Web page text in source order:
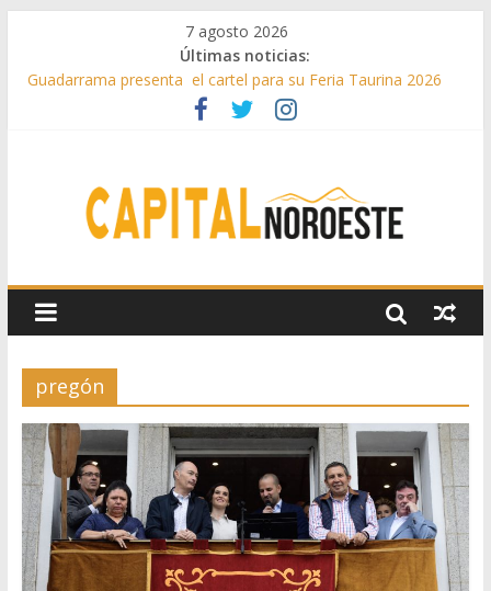
7 agosto 2026
Últimas noticias:
Guadarrama presenta el cartel para su Feria Taurina 2026
Hey Kid e Inazio en ‘La Gran Noche del Indie’ de las fiestas
Boadilla destinó más de 11 millones de euros a ayudas y
beneficios fiscales en 2025
pregón